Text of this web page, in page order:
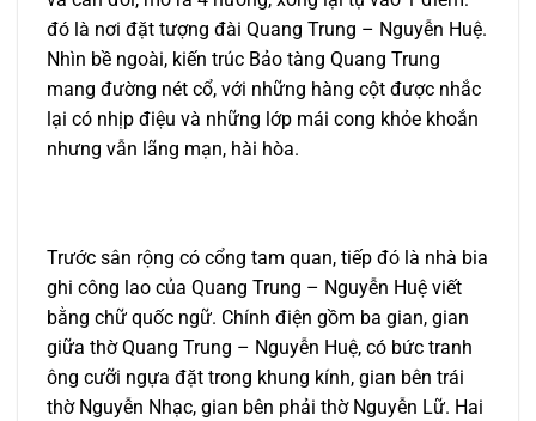
đó là nơi đặt tượng đài Quang Trung – Nguyễn Huệ.
Nhìn bề ngoài, kiến trúc Bảo tàng Quang Trung
mang đường nét cổ, với những hàng cột được nhắc
lại có nhịp điệu và những lớp mái cong khỏe khoắn
nhưng vẫn lãng mạn, hài hòa.
Trước sân rộng có cổng tam quan, tiếp đó là nhà bia
ghi công lao của Quang Trung – Nguyễn Huệ viết
bằng chữ quốc ngữ. Chính điện gồm ba gian, gian
giữa thờ Quang Trung – Nguyễn Huệ, có bức tranh
ông cưỡi ngựa đặt trong khung kính, gian bên trái
thờ Nguyễn Nhạc, gian bên phải thờ Nguyễn Lữ. Hai